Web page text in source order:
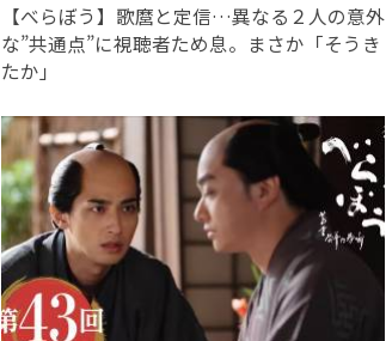
【べらぼう】歌麿と定信…異なる２人の意外
な”共通点”に視聴者ため息。まさか「そうき
たか」